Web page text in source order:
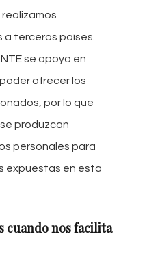
terceros países.
se apoya en
ofrecer los
por lo que
produzcan
personales para
expuestas en esta
cuando nos facilita